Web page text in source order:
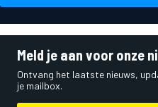
Meld je aan voor onze
Ontvang het laatste nieuws,
je mailbox.